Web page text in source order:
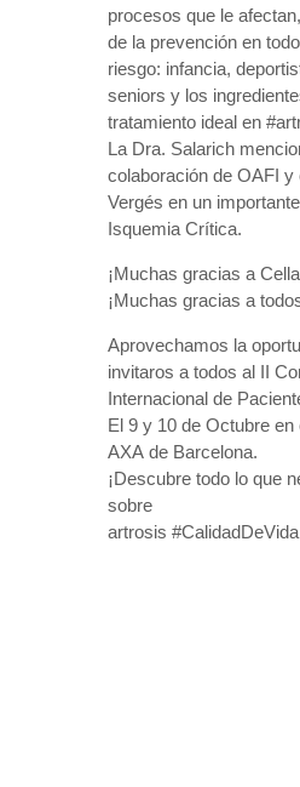
procesos que le
de la prevención en
riesgo: infancia,
seniors y los
tratamiento ideal en #
La Dra. Salarich
colaboración de OAFI y
Vergés en un
Isquemia Crítica.
¡Muchas gracias a
¡Muchas gracias a
Aprovechamos la
invitaros a todos al II
Internacional de
El 9 y 10 de Octubre en
AXA de Barcelona.
¡Descubre todo lo que
sobre
artrosis #CalidadDeVida